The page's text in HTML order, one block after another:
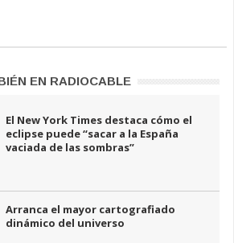
EN RADIOCABLE
El New York Times destaca cómo el
eclipse puede “sacar a la España
vaciada de las sombras”
Arranca el mayor cartografiado
dinámico del universo